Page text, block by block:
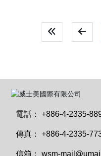
電話：+886-4-2335-
傳真：+886-4-2335-
信箱：wsm-